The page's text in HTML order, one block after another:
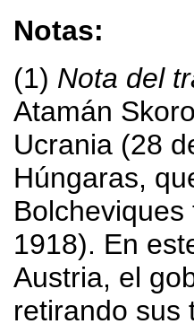
Notas:
(1) Nota del
Atamán
Ucrania (28
Húngaras,
1918). En
Austria, el
retirando sus